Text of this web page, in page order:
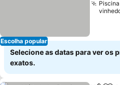
Escolha popular
Selecione as datas para ver os
exatos.